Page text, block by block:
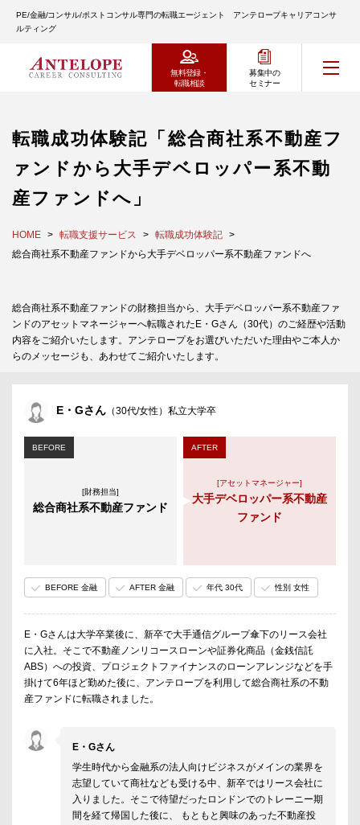
PE/金融/コンサル/ポストコンサル専門の転職エージェント アンテロープキャリアコンサ
ルティング
無料登録・
転職相談
募集中の
セミナー
転職成功体験記「総合商社系不動産フ
ァンドから大手デベロッパー系不動
産ファンドへ」
HOME 転職支援サービス
転職成功体験記
総合商社系不動産ファンドから大手デベロッパー系不動産ファンドへ
総合商社系不動産ファンドの財務担当から、大手デベロッパー系不動産ファ
ンドのアセットマネージャーへ転職されたE・Gさん（30代）のご経歴や活動
内容をご紹介いたします。アンテロープをお選びいただいた理由やご本人か
らのメッセージも、あわせてご紹介いたします。
E・Gさん （30代/女性）私立大学卒
BEFORE
[財務担当]
総合商社系不動産ファンド
AFTER
[アセットマネージャー]
大手デベロッパー系不動産
ファンド
BEFORE 金融 AFTER 金融 年代 30代 性別 女性
E・Gさんは大学卒業後に、新卒で大手通信グループ傘下のリース会社
に入社。そこで不動産ノンリコースローンや証券化商品（金銭信託
ABS）への投資、プロジェクトファイナンスのローンアレンジなどを手
掛けて6年ほど勤めた後に、アンテロープを利用して総合商社系の不動
産ファンドに転職されました。
E・Gさん
学生時代から金融系の法人向けビジネスがメインの業界を
志望していて商社なども受ける中、新卒ではリース会社に
入りました。そこで待望だったロンドンでのトレーニー期
間を経て帰国した後に、 もともと興味のあった不動産投